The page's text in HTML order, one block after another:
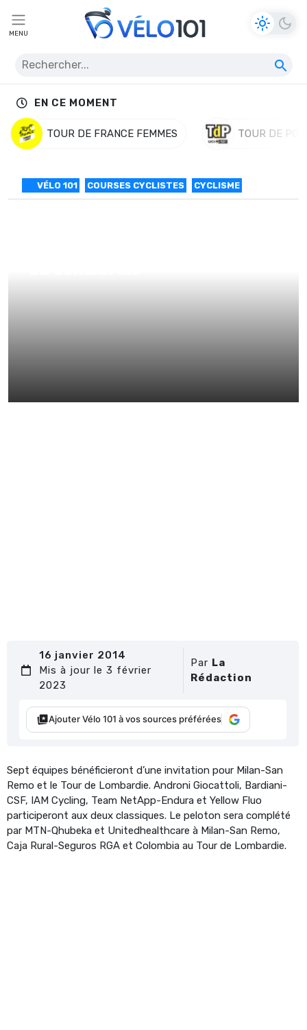
MENU
EN CE MOMENT
TOUR DE FRANCE FEMMES TOUR DE
VÉLO 101 COURSES CYCLISTES CYCLISME
16 janvier 2014
Mis à jour le 3 février
2023
Par La
Rédaction
Ajouter Vélo 101 à vos sources préférées
Sept équipes bénéficieront d’une invitation pour Milan-San
Remo et le Tour de Lombardie. Androni Giocattoli, Bardiani-
CSF, IAM Cycling, Team NetApp-Endura et Yellow Fluo
participeront aux deux classiques. Le peloton sera complété
par MTN-Qhubeka et Unitedhealthcare à Milan-San Remo,
Caja Rural-Seguros RGA et Colombia au Tour de Lombardie.